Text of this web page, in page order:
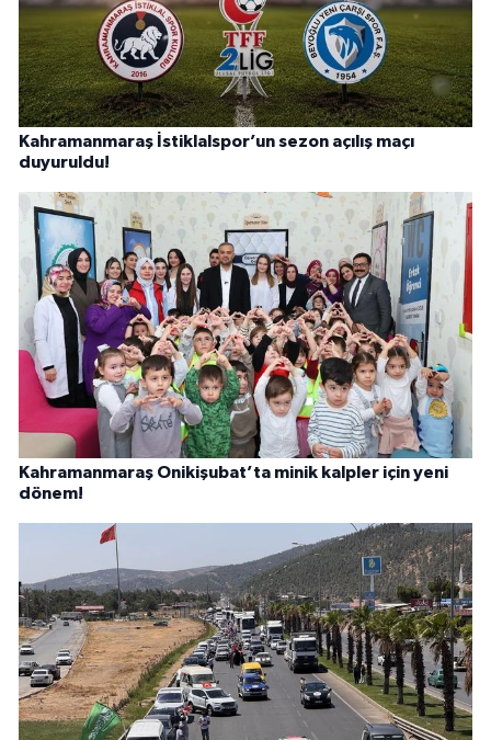
Kahramanmaraş İstiklalspor’un sezon açılış maçı
duyuruldu!
Kahramanmaraş Onikişubat’ta minik kalpler için yeni
dönem!